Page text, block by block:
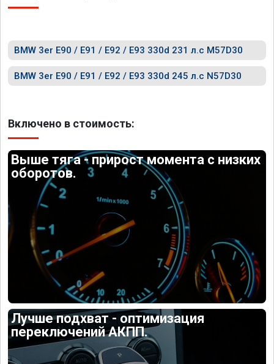
BMW 3er E90 / E91 / E92 / E93 330d 231 л.с M57D30
BMW 3er E90 / E91 / E92 / E93 330d 245 л.с N57D30
Включено в стоимость:
Выше тяга - прирост момента с низких
оборотов.
Лучше подхват - оптимизация
переключений АКПП.